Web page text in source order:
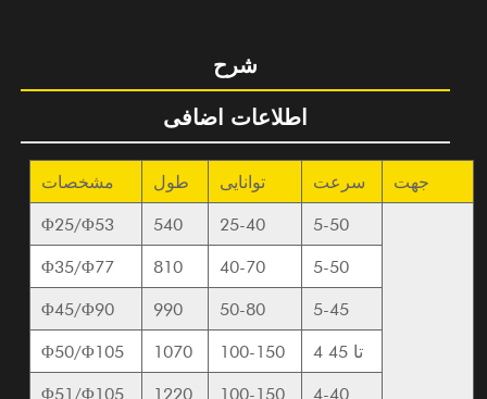
شرح
اطلاعات اضافی
مشخصات طول توانایی سرعت
جهت
Φ25/Φ53
540 25-40
5-50
Φ35/Φ77
810 40-70
5-50
Φ45/Φ90
990 50-80
5-45
Φ50/Φ105
1070 100-150
4 تا 45
Φ51/Φ105
1220 100-150 4-40